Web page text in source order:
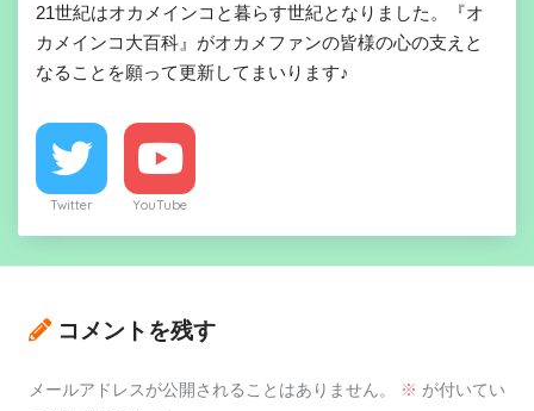
21世紀はオカメインコと暮らす世紀となりました。『オ
カメインコ大百科』がオカメファンの皆様の心の支えと
なることを願って更新してまいります♪
Twitter YouTube
コメントを残す
メールアドレスが公開されることはありません。 ※ が付いてい